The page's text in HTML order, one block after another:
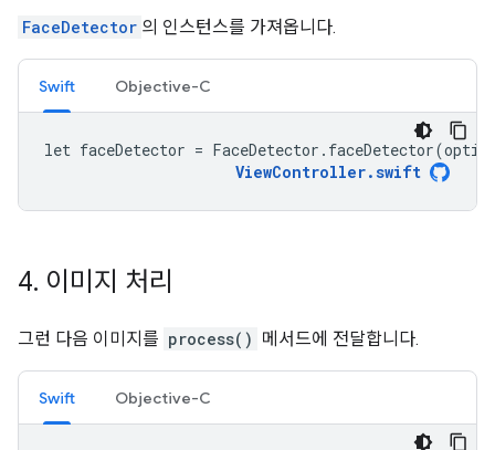
FaceDetector 의 인스턴스를 가져옵니다.
Swift Objective-C
let faceDetector =
ViewController.swift
4. 이미지 처리
그런 다음 이미지를 process() 메서드에 전달합니다.
Swift Objective-C